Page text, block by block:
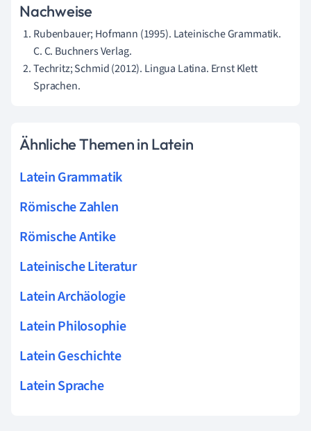
Nachweise
Rubenbauer; Hofmann (1995). Lateinische Grammatik.
C. C. Buchners Verlag.
Techritz; Schmid (2012). Lingua Latina. Ernst Klett
Sprachen.
Ähnliche Themen in Latein
Latein Grammatik
Römische Zahlen
Römische Antike
Lateinische Literatur
Latein Archäologie
Latein Philosophie
Latein Geschichte
Latein Sprache